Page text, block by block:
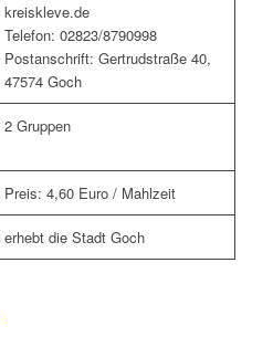
kreiskleve.de
Telefon: 02823/8790998
Postanschrift: Gertrudstraße 40,
47574 Goch
2 Gruppen
Preis: 4,60 Euro / Mahlzeit
erhebt die Stadt Goch